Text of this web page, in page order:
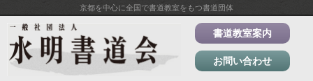
京都を中心に全国で書道教室をもつ書道団体
書道教室案内
お問い合わせ